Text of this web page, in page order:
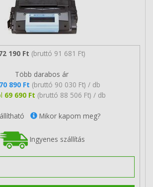
190 Ft (bruttó 91 681 Ft)
Több darabos ár
70 890 Ft (bruttó 90 030 Ft) / db
69 690 Ft (bruttó 88 506 Ft) / db
Mikor kapom meg?
Ingyenes szállítás